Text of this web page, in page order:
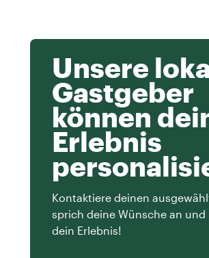
Unsere
Gastgeber
können
Erlebnis
Kontaktiere deinen
sprich deine Wünsche an und
dein Erlebnis!